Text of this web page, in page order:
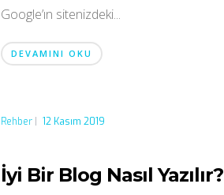
Google’ın sitenizdeki...
DEVAMINI OKU
Rehber 12 Kasım 2019
İyi Bir Blog Nasıl Yazılır?